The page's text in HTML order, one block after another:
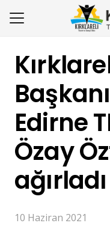
Edirne
Özay
ağırladı
10 Haziran 2021